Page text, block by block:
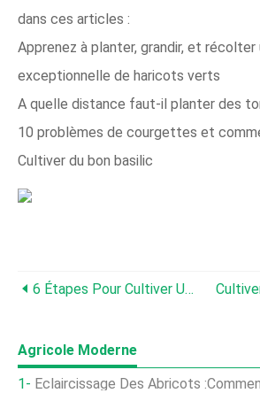
dans ces articles :
Apprenez à planter, grandir, et
exceptionnelle de haricots verts
A quelle distance faut-il planter des
10 problèmes de courgettes et
Cultiver du bon basilic
6 Étapes Pour Cultiver Un Jardin De Tomates Sain Cultiver Des Haricots Verts
Agricole Moderne
Éclaircissage Des Abricots :comment Et Quand